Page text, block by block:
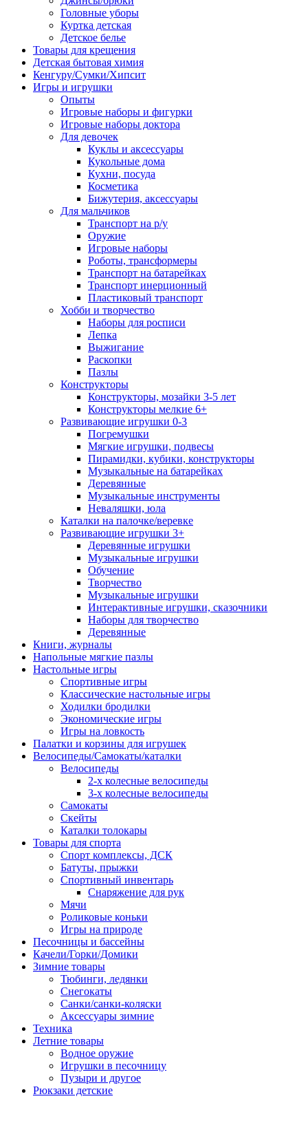
Головные уборы
Куртка детская
Детское белье
Товары для крещения
Детская бытовая химия
Кенгуру/Сумки/Хипсит
Игры и игрушки
Опыты
Игровые наборы и фигурки
Игровые наборы доктора
Для девочек
Куклы и аксессуары
Кукольные дома
Кухни, посуда
Косметика
Бижутерия, аксессуары
Для мальчиков
Транспорт на р/у
Оружие
Игровые наборы
Роботы, трансформеры
Транспорт на батарейках
Транспорт инерционный
Пластиковый транспорт
Хобби и творчество
Наборы для росписи
Лепка
Выжигание
Раскопки
Пазлы
Конструкторы
Конструкторы, мозайки 3-5 лет
Конструкторы мелкие 6+
Развивающие игрушки 0-3
Погремушки
Мягкие игрушки, подвесы
Пирамидки, кубики, конструкторы
Музыкальные на батарейках
Деревянные
Музыкальные инструменты
Неваляшки, юла
Каталки на палочке/веревке
Развивающие игрушки 3+
Деревянные игрушки
Музыкальные игрушки
Обучение
Творчество
Музыкальные игрушки
Интерактивные игрушки, сказочники
Наборы для творчество
Деревянные
Книги, журналы
Напольные мягкие пазлы
Настольные игры
Спортивные игры
Классические настольные игры
Ходилки бродилки
Экономические игры
Игры на ловкость
Палатки и корзины для игрушек
Велосипеды/Самокаты/каталки
Велосипеды
2-х колесные велосипеды
3-х колесные велосипеды
Самокаты
Скейты
Каталки толокары
Товары для спорта
Спорт комплексы, ДСК
Батуты, прыжки
Спортивный инвентарь
Снаряжение для рук
Мячи
Роликовые коньки
Игры на природе
Песочницы и бассейны
Качели/Горки/Домики
Зимние товары
Тюбинги, ледянки
Снегокаты
Санки/санки-коляски
Аксессуары зимние
Техника
Летние товары
Водное оружие
Игрушки в песочницу
Пузыри и другое
Рюкзаки детские